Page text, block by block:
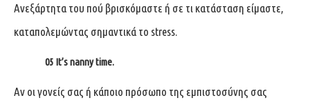
Ανεξάρτητα του πού βρισκόμαστε ή σε τι κατάσταση είμαστε,
καταπολεμώντας σημαντικά το stress.
05 It’s nanny time.
Αν οι γονείς σας ή κάποιο πρόσωπο της εμπιστοσύνης σας